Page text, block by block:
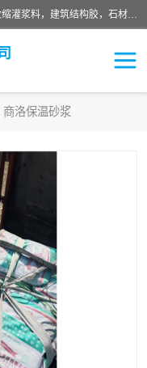
西安伊顿建材有限公司主营产品：CGM高强无收缩灌浆料，建筑结构胶，石材粘合剂，柔性防水材料，环氧修补砂浆等在各个行业得到了客户认可。
商洛保温砂浆
砂浆
路面修补材料
冷补料
剂
砂